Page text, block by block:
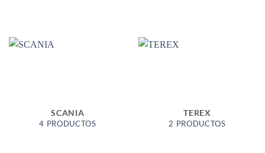
SCANIA
4 PRODUCTOS
TEREX
2 PRODUCTOS